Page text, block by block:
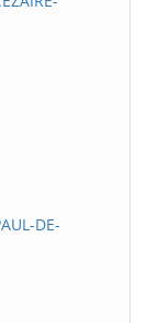
DE-